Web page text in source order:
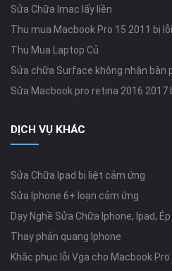
Sửa Chữa Imac lấy liền
Thu mua Macbook Pro 15 2011 bị
Thu Mua Laptop Củ
Sửa chữa Surface không nhận bàn
Sửa Macbook pro retina 2016 2017
DỊCH VỤ KHÁC
Sửa Chữa Ipad bị liệt cảm ứng
Sửa Iphone 6+ loạn cảm ứng
Dạy Nghề Sửa Chữa Iphone, Ipad, Ép
Thay phản quang Iphone
Khắc phục lỗi Vga cho Macbook Pro